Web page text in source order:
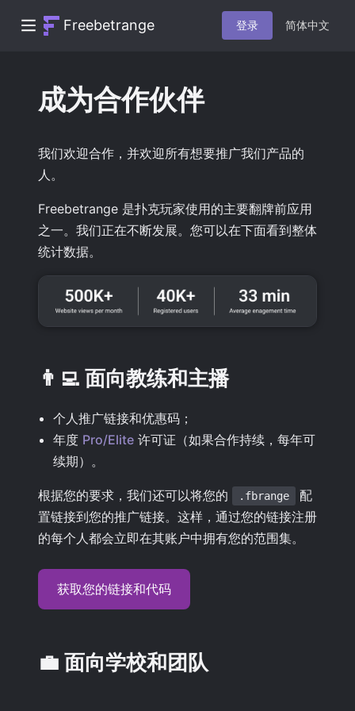
Freebetrange 登录 简体中文
成为合作伙伴
我们欢迎合作，并欢迎所有想要推广我们产品的
人。
Freebetrange 是扑克玩家使用的主要翻牌前应用
之一。我们正在不断发展。您可以在下面看到整体
统计数据。
👨‍💻 面向教练和主播
个人推广链接和优惠码；
年度 Pro/Elite 许可证（如果合作持续，每年可
续期）。
根据您的要求，我们还可以将您的 .fbrange
配
置链接到您的推广链接。这样，通过您的链接注册
的每个人都会立即在其账户中拥有您的范围集。
获取您的链接和代码
💼 面向学校和团队